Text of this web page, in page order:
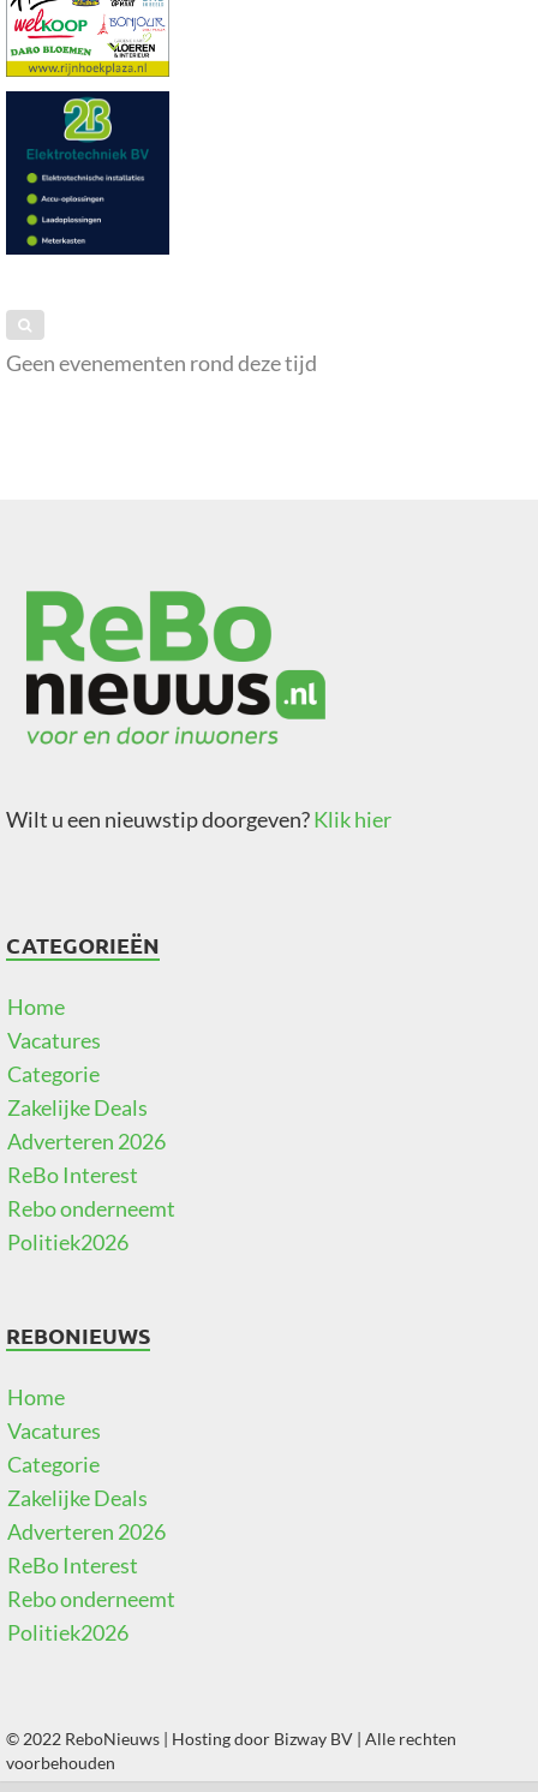
Geen evenementen rond deze tijd
Wilt u een nieuwstip doorgeven?Klik hier
CATEGORIEËN
Home
Vacatures
Categorie
Zakelijke Deals
Adverteren 2026
ReBo Interest
Rebo onderneemt
Politiek2026
REBONIEUWS
Home
Vacatures
Categorie
Zakelijke Deals
Adverteren 2026
ReBo Interest
Rebo onderneemt
Politiek2026
© 2022 ReboNieuws | Hosting door Bizway BV | Alle rechten
voorbehouden